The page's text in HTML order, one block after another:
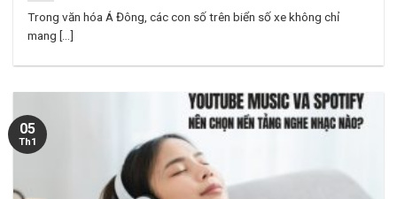
Trong văn hóa Á Đông, các con số trên biển số xe không chỉ
mang [...]
05
Th1